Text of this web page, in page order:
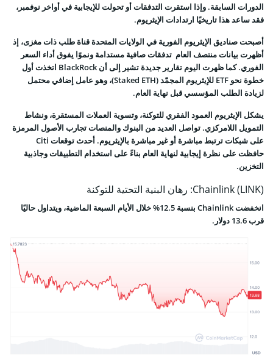
الدورات السابقة. وإذا استقرت التدفقات أو تحولت للإيجابية في أواخر نوفمبر،
فقد ساعد هذا تاريخيًا ارتدادات الإيثريوم.
أصبحت صناديق الإيثريوم الفورية في الولايات المتحدة قناة طلب ذات مغزى، إذ
أظهرت بيانات منتصف العام تدفقات صافية مستدامة ونموًا يفوق أداء السعر
الفوري. كما ظهرت اليوم تقارير جديدة تشير إلى أن BlackRock اتخذت أول
خطوة نحو ETF للإيثريوم المجمّد (Staked ETH)، وهو عامل إضافي محتمل
لزيادة الطلب المؤسسي قبل نهاية العام.
يشكل الإيثريوم العمود الفقري للتوكنة، وتسوية العملات المستقرة، ونشاط
التمويل اللامركزي. تواصل العديد من البنوك والمنصات تجارب الأصول المرمزة
على شبكات ترتبط مباشرة أو غير مباشرة بالإيثريوم. أحدث توقعات Citi
حافظت على نظرة إيجابية لنهاية العام بناءً على استخدام التطبيقات وجاذبية
التخزين.
Chainlink (LINK): رهان البنية التحتية للتوكنة
انخفضت Chainlink بنسبة 12.5% خلال الأيام السبعة الماضية، ويتداول حاليًا
قرب 13.6 دولار.